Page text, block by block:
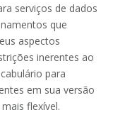
serviços de dados
que
aspectos
inerentes ao
para
em sua versão
flexível.